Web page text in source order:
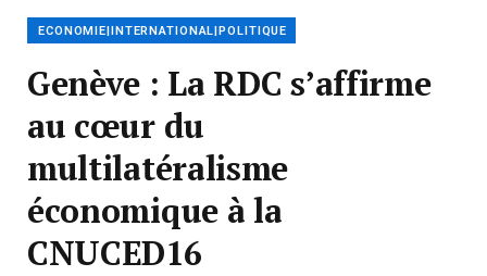
ECONOMIE|INTERNATIONAL|POLITIQUE
Genève : La RDC s’affirme
au cœur du
multilatéralisme
économique à la
CNUCED16